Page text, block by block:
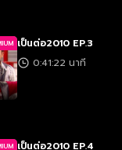
เป็นต่อ2010 EP.3
0:41:22 นาที
เป็นต่อ2010 EP.4